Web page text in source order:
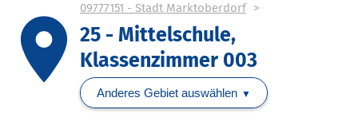
place
09777151 - Stadt Marktoberdorf
25 - Mittelschule,
Klassenzimmer 003
Anderes Gebiet auswählen